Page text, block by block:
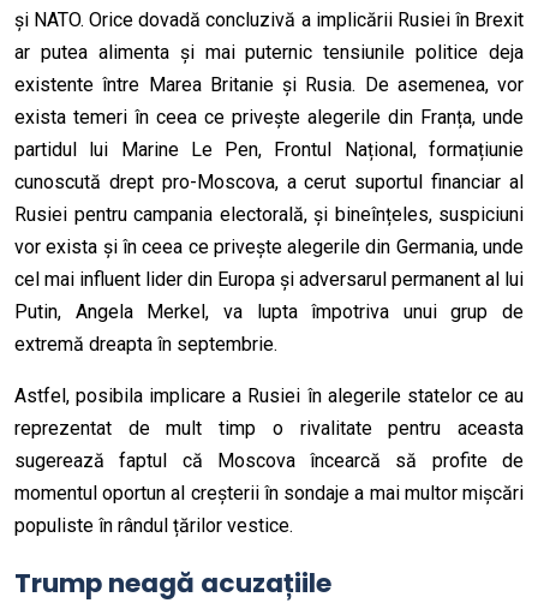
și NATO. Orice dovadă concluzivă a implicării Rusiei în Brexit
ar putea alimenta și mai puternic tensiunile politice deja
existente între Marea Britanie și Rusia. De asemenea, vor
exista temeri în ceea ce privește alegerile din Franța, unde
partidul lui Marine Le Pen, Frontul Național, formațiunie
cunoscută drept pro-Moscova, a cerut suportul financiar al
Rusiei pentru campania electorală, și bineînțeles, suspiciuni
vor exista și în ceea ce privește alegerile din Germania, unde
cel mai influent lider din Europa și adversarul permanent al lui
Putin, Angela Merkel, va lupta împotriva unui grup de
extremă dreapta în septembrie.
Astfel, posibila implicare a Rusiei în alegerile statelor ce au
reprezentat de mult timp o rivalitate pentru aceasta
sugerează faptul că Moscova încearcă să profite de
momentul oportun al creșterii în sondaje a mai multor mișcări
populiste în rândul țărilor vestice.
Trump neagă acuzațiile